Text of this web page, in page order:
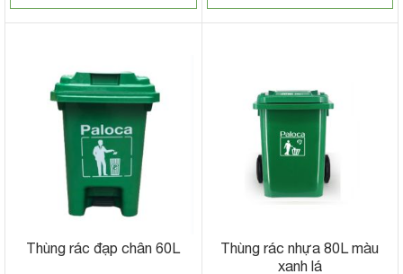
Thùng rác đạp chân 60L
Thùng rác nhựa 80L màu
xanh lá